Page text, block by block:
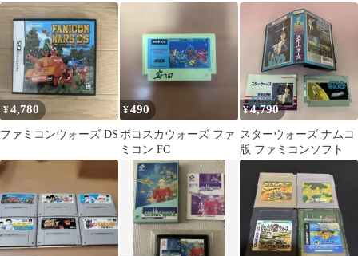
ト HVC-FW 動作未確認 ウォーズ GBA
¥4,780
ファミコンウォーズ DS
¥490
ボコスカウォーズ ファ
ミコン FC
¥4,790
スターウォーズ ナムコ
版 ファミコンソフト